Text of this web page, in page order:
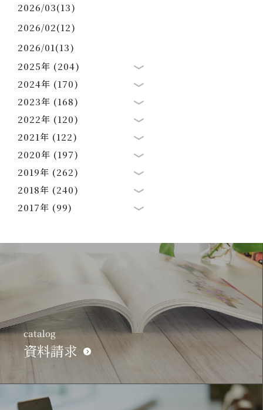
2026/03(13)
2026/02(12)
2026/01(13)
2025年 (204)
2024年 (170)
2023年 (168)
2022年 (120)
2021年 (122)
2020年 (197)
2019年 (262)
2018年 (240)
2017年 (99)
catalog
資料請求